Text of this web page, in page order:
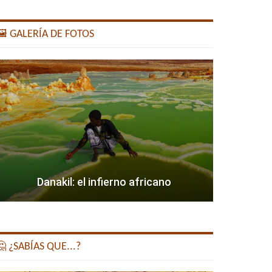
GALERÍA DE FOTOS
Danakil: el infierno africano
¿SABÍAS QUE...?